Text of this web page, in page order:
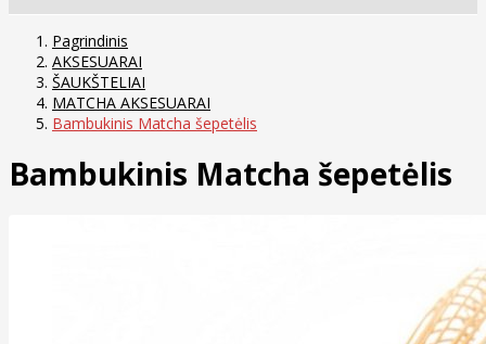
Pagrindinis
AKSESUARAI
ŠAUKŠTELIAI
MATCHA AKSESUARAI
Bambukinis Matcha šepetėlis
Bambukinis Matcha šepetėlis